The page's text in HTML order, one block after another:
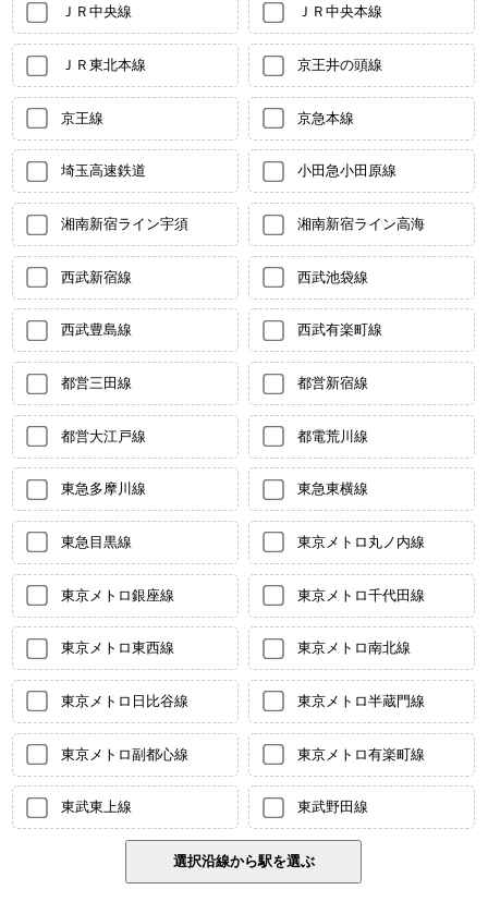
ＪＲ中央線 ＪＲ中央本線
ＪＲ東北本線 京王井の頭線
京王線 京急本線
埼玉高速鉄道 小田急小田原線
湘南新宿ライン宇須 湘南新宿ライン高海
西武新宿線 西武池袋線
西武豊島線 西武有楽町線
都営三田線 都営新宿線
都営大江戸線 都電荒川線
東急多摩川線 東急東横線
東急目黒線 東京メトロ丸ノ内線
東京メトロ銀座線 東京メトロ千代田線
東京メトロ東西線 東京メトロ南北線
東京メトロ日比谷線 東京メトロ半蔵門線
東京メトロ副都心線 東京メトロ有楽町線
東武東上線 東武野田線